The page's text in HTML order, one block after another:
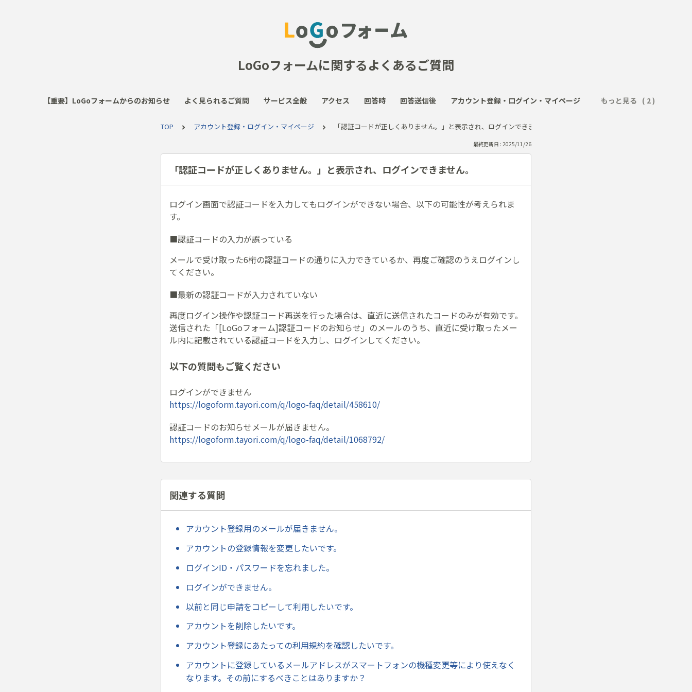
LoGoフォームに関するよくあるご質問
【重要】LoGoフォームからのお知らせ よく見られるご質問 サービス全般 アクセス 回答時 回答送信後 アカウント登録・ログイン・マイページ もっと見る
TOP アカウント登録・ログイン・マイページ 「認証コードが正しくありません。」と表示され、ログインできません。
最終更新日 : 2025/11/26
「認証コードが正しくありません。」と表示され、ログインできません。
ログイン画面で認証コードを入力してもログインができない場合、以下の可能性が考えられま
す。
■認証コードの入力が誤っている
メールで受け取った6桁の認証コードの通りに入力できているか、再度ご確認のうえログインし
てください。
■最新の認証コードが入力されていない
再度ログイン操作や認証コード再送を行った場合は、直近に送信されたコードのみが有効です。
送信された「[LoGoフォーム]認証コードのお知らせ」のメールのうち、直近に受け取ったメー
ル内に記載されている認証コードを入力し、ログインしてください。
以下の質問もご覧ください
ログインができません
https://logoform.tayori.com/q/logo-faq/detail/458610/
認証コードのお知らせメールが届きません。
https://logoform.tayori.com/q/logo-faq/detail/1068792/
関連する質問
アカウント登録用のメールが届きません。
アカウントの登録情報を変更したいです。
ログインID・パスワードを忘れました。
ログインができません。
以前と同じ申請をコピーして利用したいです。
アカウントを削除したいです。
アカウント登録にあたっての利用規約を確認したいです。
アカウントに登録しているメールアドレスがスマートフォンの機種変更等により使えなく
なります。その前にするべきことはありますか？